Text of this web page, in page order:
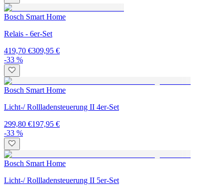
Bosch Smart Home
Relais - 6er-Set
419,70 €309,95 €
-33 %
Bosch Smart Home
Licht-/ Rollladensteuerung II 4er-Set
299,80 €197,95 €
-33 %
Bosch Smart Home
Licht-/ Rollladensteuerung II 5er-Set